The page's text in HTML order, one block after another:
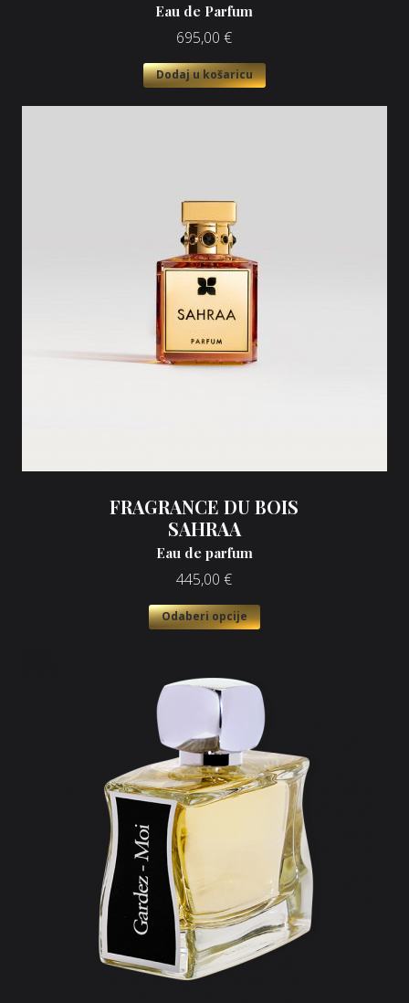
Eau de Parfum
695,00 €
Dodaj u košaricu
FRAGRANCE DU BOIS
SAHRAA
Eau de parfum
445,00 €
Odaberi opcije